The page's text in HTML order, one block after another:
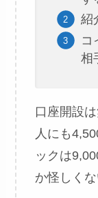
紹
コ
相
口座開設
人にも
ックは
か怪しく